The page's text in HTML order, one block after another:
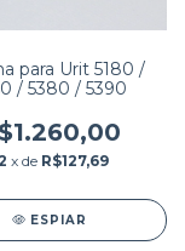
para Urit 5180 /
/ 5380 / 5390
x de R$127,69
ESPIAR